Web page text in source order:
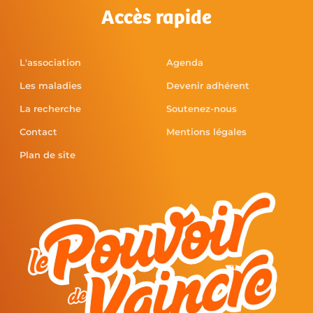
Accès rapide
L'association
Les maladies
La recherche
Contact
Plan de site
Agenda
Devenir adhérent
Soutenez-nous
Mentions légales